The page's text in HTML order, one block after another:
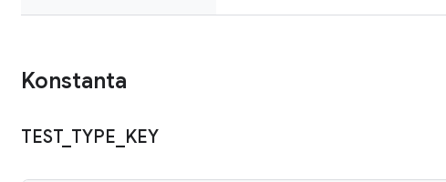
Konstanta
TEST_ TYPE KEY